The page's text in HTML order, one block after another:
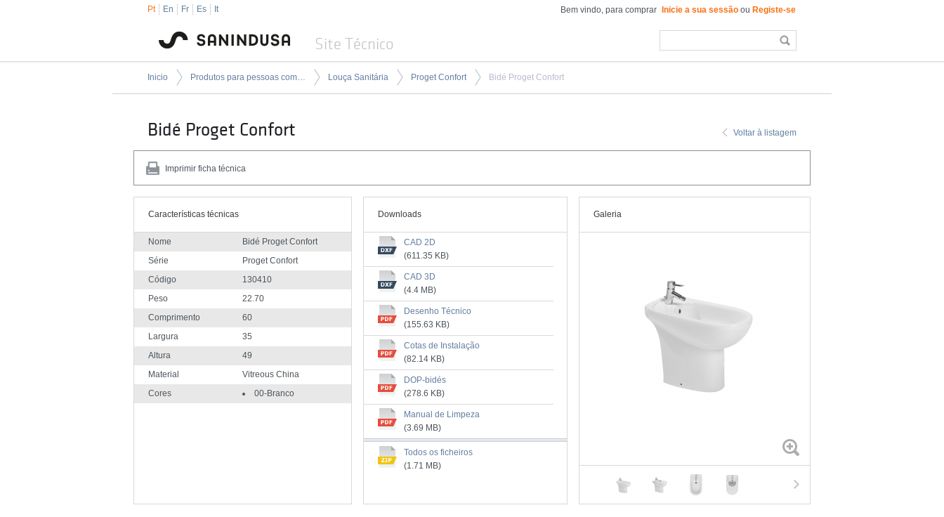
Pt En Fr Es It Bem vindo, para comprar Inicie a sua sessão ou Registe-se
Site Técnico
Inicio Produtos para pessoas com mobilidade condicionada Louça Sanitária Proget Confort Bidé Proget Confort
Bidé Proget Confort Voltar à listagem
Imprimir ficha técnica
Características técnicas
Nome
Bidé Proget Confort
Série
Proget Confort
Código
130410
Peso
22.70
Comprimento
60
Largura
35
Altura
49
Material
Vitreous China
Cores
00-Branco
Downloads
CAD 2D
(611.35 KB)
CAD 3D
(4.4 MB)
Desenho Técnico
(155.63 KB)
Cotas de Instalação
(82.14 KB)
DOP-bidés
(278.6 KB)
Manual de Limpeza
(3.69 MB)
Todos os ficheiros
(1.71 MB)
Galeria